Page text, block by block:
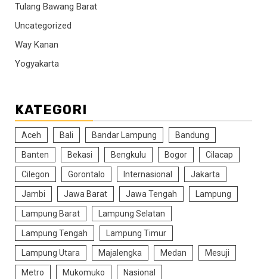
Tulang Bawang Barat
Uncategorized
Way Kanan
Yogyakarta
KATEGORI
Aceh Bali Bandar Lampung Bandung
Banten Bekasi Bengkulu Bogor Cilacap
Cilegon Gorontalo Internasional Jakarta
Jambi Jawa Barat Jawa Tengah Lampung
Lampung Barat Lampung Selatan
Lampung Tengah Lampung Timur
Lampung Utara Majalengka Medan Mesuji
Metro Mukomuko Nasional